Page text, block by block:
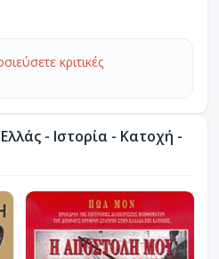
κριτικές
- Ιστορία - Κατοχή -